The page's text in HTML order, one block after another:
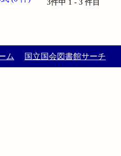
3件中 1 - 3 件目
ム 国立国会図書館サーチ